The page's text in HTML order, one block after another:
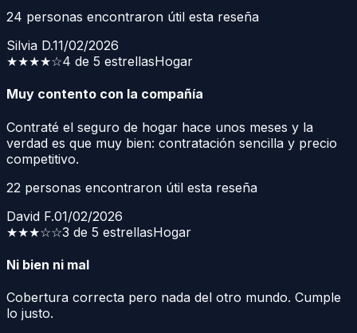
24 personas encontraron útil esta reseña
Silvia D.11/02/2026
★★★★☆4 de 5 estrellasHogar
Muy contento con la compañía
Contraté el seguro de hogar hace unos meses y la
verdad es que muy bien: contratación sencilla y precio
competitivo.
22 personas encontraron útil esta reseña
David F.01/02/2026
★★★☆☆3 de 5 estrellasHogar
Ni bien ni mal
Cobertura correcta pero nada del otro mundo. Cumple
lo justo.